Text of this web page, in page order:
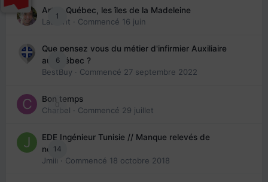
1
Arte : Québec, les îles de la Madeleine
Laurent · Commencé 16 juin
6
Que pensez vous du métier d'infirmier Auxiliaire
au Québec ?
BestBuy · Commencé 27 septembre 2022
0
Bon temps
Charbel · Commencé 29 juillet
14
EDE Ingénieur Tunisie // Manque relevés de
note
Jmili · Commencé 18 octobre 2018